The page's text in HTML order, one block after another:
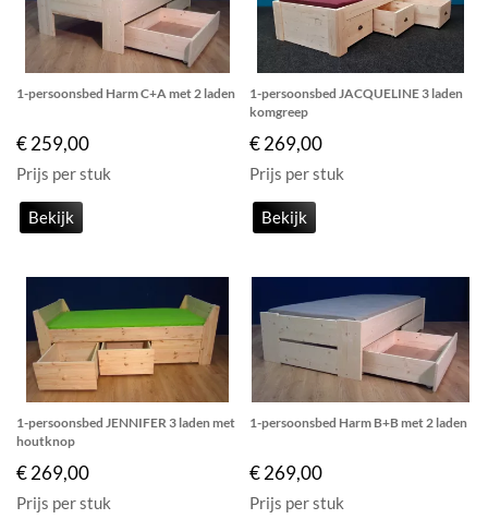
1-persoonsbed Harm C+A met 2 laden
€ 259,00
Prijs per stuk
Bekijk
1-persoonsbed JACQUELINE 3 laden
komgreep
€ 269,00
Prijs per stuk
Bekijk
1-persoonsbed JENNIFER 3 laden met
houtknop
€ 269,00
Prijs per stuk
1-persoonsbed Harm B+B met 2 laden
€ 269,00
Prijs per stuk